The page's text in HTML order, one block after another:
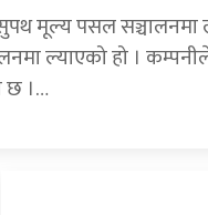
मूल्य पसल सञ्चालनमा
ल्याएको हो ।
छ ।…